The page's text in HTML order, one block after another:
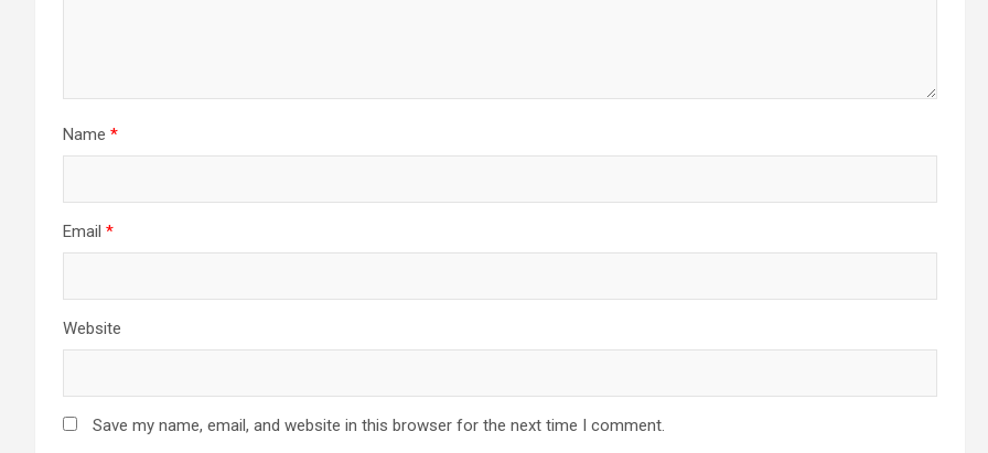
Name *
Email *
Website
Save my name, email, and website in this browser for the next time I comment.